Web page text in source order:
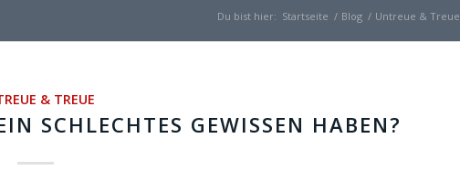
Du bist hier: Startseite / Blog / Untreue & Treue
& TREUE
SCHLECHTES GEWISSEN HABEN?